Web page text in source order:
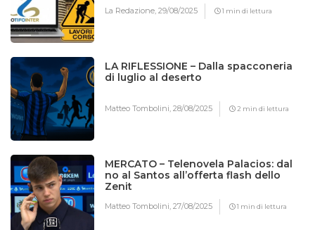
La Redazione,29/08/2025 1 min di lettura
LA RIFLESSIONE – Dalla spacconeria
di luglio al deserto
Matteo Tombolini,28/08/2025 2 min di lettura
MERCATO – Telenovela Palacios: dal
no al Santos all’offerta flash dello
Zenit
Matteo Tombolini,27/08/2025 1 min di lettura